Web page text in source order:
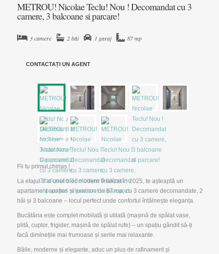
METROU! Nicolae Teclu! Nou ! Decomandat cu 3
camere, 3 balcoane si parcare!
3 camere 2 băi 1 garaj 87 mp
CONTACTAȚI UN AGENT
Fii tu primul chirias !
La etajul 3 al unui bloc modern finalizat în 2025, te așteaptă un
apartament spațios și luminos de 87 mp, cu 3 camere decomandate, 2
băi și 3 balcoane – locul perfect unde confortul întâlnește eleganța.
Bucătăria este complet mobilată și utilată (mașină de spălat vase,
plită, cuptor, frigider, mașină de spălat rufe) – un spațiu gândit să-ți
facă diminețile mai frumoase și serile mai relaxante.
Băile, moderne și elegante, aduc un plus de rafinament și